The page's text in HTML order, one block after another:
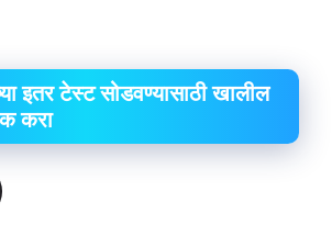
इतर टेस्ट सोडवण्यासाठी खालील
करा